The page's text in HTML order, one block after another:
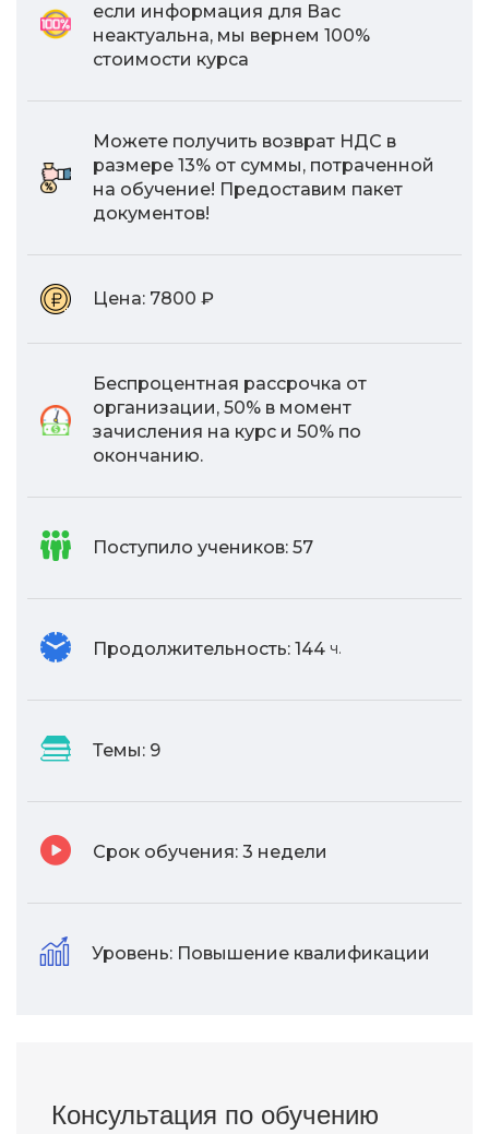
если информация для Вас
неактуальна, мы вернем 100%
стоимости курса
Можете получить возврат НДС в
размере 13% от суммы, потраченной
на обучение! Предоставим пакет
документов!
Цена: 7800 ₽
Беспроцентная рассрочка от
организации, 50% в момент
зачисления на курс и 50% по
окончанию.
Поступило учеников: 57
Продолжительность: 144 ч.
Темы: 9
Срок обучения: 3 недели
Уровень: Повышение квалификации
Консультация по обучению